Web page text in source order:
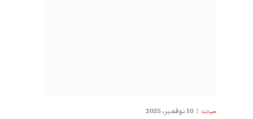
حياتنا 10 نوفمبر، 2025